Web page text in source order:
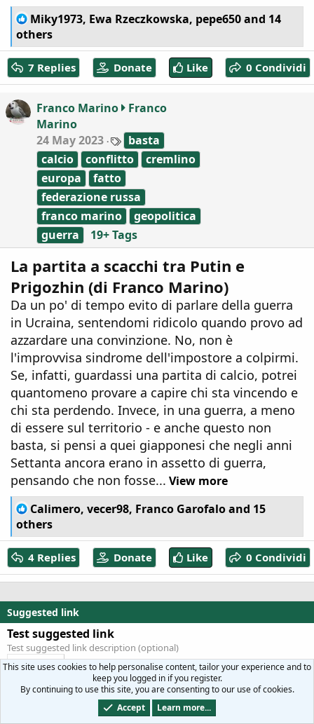
R
e
a
c
t
i
n
Miky1973, Ewa Rzeczkowska, pepe650and 14
others
7 Replies Donate Like 0 Condividi
Franco Marino
Franco
Marino
24 May 2023
T
a
g
s
basta
calcio
conflitto
cremlino
europa
fatto
federazione russa
franco marino
geopolitica
guerra
19+ Tags
La partita a scacchi tra Putin e
Prigozhin (di Franco Marino)
Da un po' di tempo evito di parlare della guerra
in Ucraina, sentendomi ridicolo quando provo ad
azzardare una convinzione. No, non è
l'improvvisa sindrome dell'impostore a colpirmi.
Se, infatti, guardassi una partita di calcio, potrei
quantomeno provare a capire chi sta vincendo e
chi sta perdendo. Invece, in una guerra, a meno
di essere sul territorio - e anche questo non
basta, si pensi a quei giapponesi che negli anni
Settanta ancora erano in assetto di guerra,
pensando che non fosse... View more
R
e
a
c
t
i
n
s
:
Calimero, vecer98, Franco Garofaloand 15
others
4 Replies Donate Like 0 Condividi
Suggested link
Test suggested link
Test suggested link description (optional)
Visit me!
Miacommunity Green
Italiano (IT)
This site uses cookies to help personalise content, tailor your experience and to
keep you logged in if you register.
By continuing to use this site, you are consenting to our use of cookies.
Accept
Learn more...